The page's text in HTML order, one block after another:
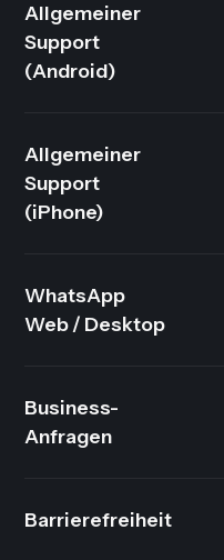
Allgemeiner
Support
(Android)
Allgemeiner
Support
(iPhone)
WhatsApp
Web / Desktop
Business-
Anfragen
Barrierefreiheit